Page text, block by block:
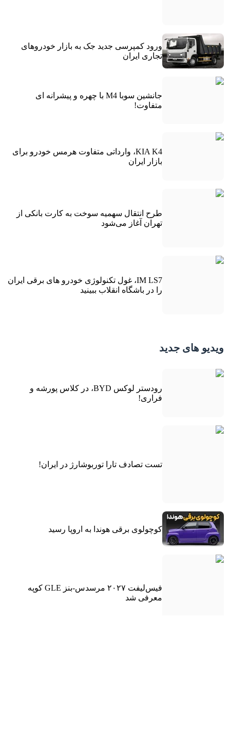
ورود کمپرسی جدید جک به بازار خودروهای
تجاری ایران
جانشین سوبا M4 با چهره و پیشرانه ای
متفاوت!
KIA K4، وارداتی متفاوت هرمس خودرو برای
بازار ایران
طرح انتقال سهمیه سوخت به کارت بانکی از
تهران آغاز می‌شود
IM LS7، غول تکنولوژی خودرو های برقی ایران
را در باشگاه انقلاب ببینید
ویدیو های جدید
رودستر لوکس BYD، در کلاس پورشه و
فراری!
تست تصادف تارا توربوشارژ در ایران!
کوچولوی برقی هوندا به اروپا رسید
فیس‌لیفت ۲۰۲۷ مرسدس-بنز GLE کوپه
معرفی شد